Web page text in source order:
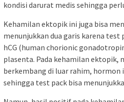
kondisi darurat medis sehingga
Kehamilan ektopik ini juga bisa
menunjukkan dua garis karena
hCG (human chorionic
plasenta. Pada kehamilan ektopik,
berkembang di luar rahim, hormon
sehingga test pack bisa